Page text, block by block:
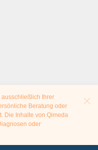
ausschließlich Ihrer
Beratung oder
Die Inhalte von Qimeda
oder